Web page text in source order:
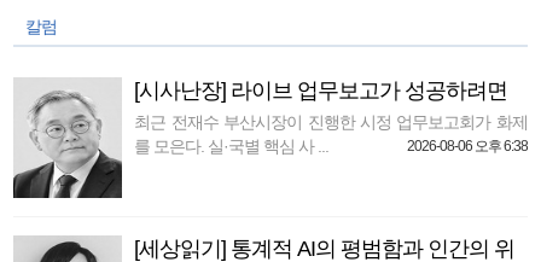
칼럼
[시사난장] 라이브 업무보고가 성공하려면
최근 전재수 부산시장이 진행한 시정 업무보고회가 화제
를 모은다. 실·국별 핵심 사 ...
2026-08-06 오후 6:38
[세상읽기] 통계적 AI의 평범함과 인간의 위